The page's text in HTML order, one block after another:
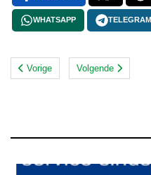
WHATSAPP TELEGRAM
Vorige Volgende